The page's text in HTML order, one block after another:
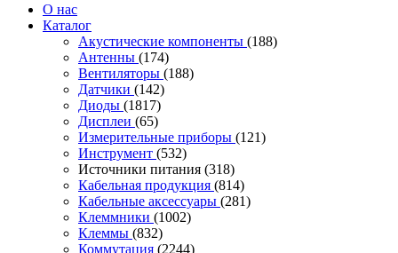
О нас
Каталог
Акустические компоненты (188)
Антенны (174)
Вентиляторы (188)
Датчики (142)
Диоды (1817)
Дисплеи (65)
Измерительные приборы (121)
Инструмент (532)
Источники питания (318)
Кабельная продукция (814)
Кабельные аксессуары (281)
Клеммники (1002)
Клеммы (832)
Коммутация (2244)